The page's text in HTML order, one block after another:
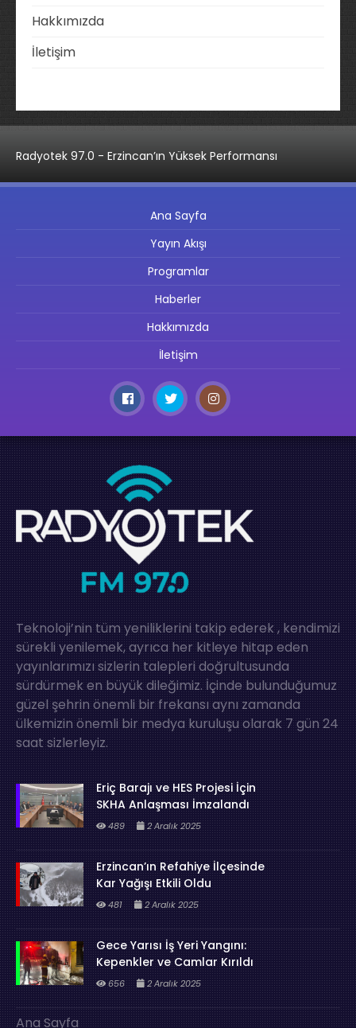
Hakkımızda
İletişim
Radyotek 97.0 - Erzincan’ın Yüksek Performansı
Ana Sayfa
Yayın Akışı
Programlar
Haberler
Hakkımızda
İletişim
Teknoloji’nin tüm yeniliklerini takip ederek , kendimizi
sürekli yenilemek, ayrıca her kitleye hitap eden
yayınlarımızı sizlerin talepleri doğrultusunda
sürdürmek en büyük dileğimiz. İçinde bulunduğumuz
güzel şehrin önemli bir frekansı aynı zamanda
ülkemizin önemli bir medya kuruluşu olarak 7 gün 24
saat sizlerleyiz.
Eriç Barajı ve HES Projesi İçin
SKHA Anlaşması İmzalandı
489 2 Aralık 2025
Erzincan’ın Refahiye İlçesinde
Kar Yağışı Etkili Oldu
481 2 Aralık 2025
Gece Yarısı İş Yeri Yangını:
Kepenkler ve Camlar Kırıldı
656 2 Aralık 2025
Ana Sayfa